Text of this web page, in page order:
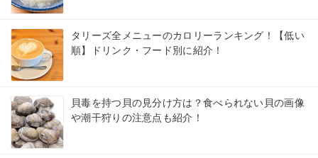
タリーズ全メニューのカロリーランキング！【低い
順】ドリンク・フード別に紹介！
貝毒を持つ貝の見分け方は？食べられない貝の画像
や潮干狩りの注意点も紹介！